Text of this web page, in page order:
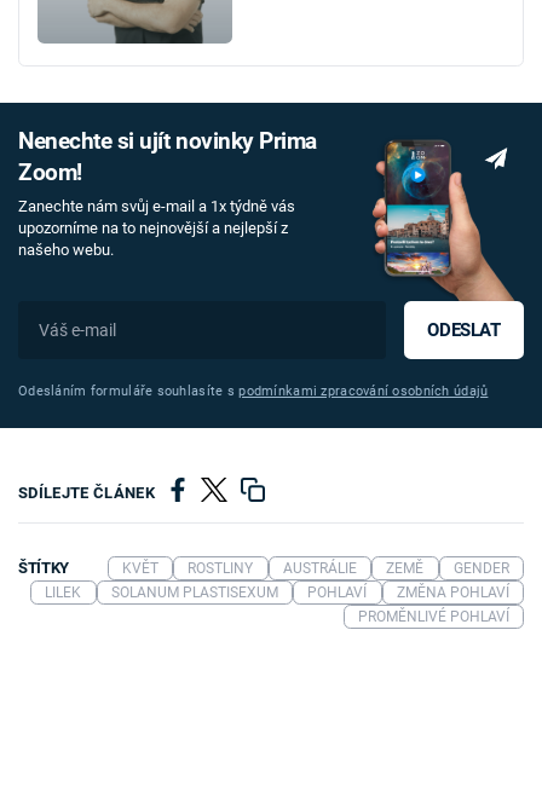
Nenechte si ujít novinky Prima
Zoom!
Zanechte nám svůj e-mail a 1x týdně vás
upozorníme na to nejnovější a nejlepší z
našeho webu.
ODESLAT
Odesláním formuláře souhlasíte spodmínkami zpracování osobních údajů
SDÍLEJTE ČLÁNEK
ŠTÍTKY KVĚT ROSTLINY AUSTRÁLIE ZEMĚ
GENDER
LILEK
SOLANUM PLASTISEXUM POHLAVÍ
ZMĚNA POHLAVÍ
PROMĚNLIVÉ POHLAVÍ